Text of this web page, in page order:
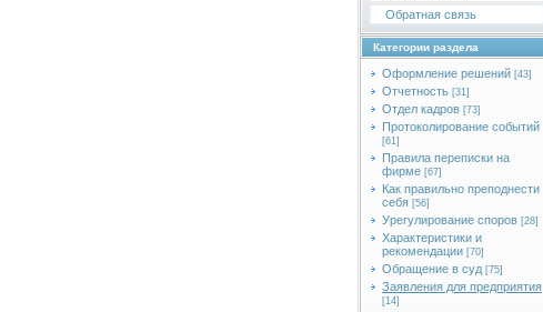
Обратная связь
Категории раздела
Оформление решений [43]
Отчетность [31]
Отдел кадров [73]
Протоколирование событий
[61]
Правила переписки на
фирме [67]
Как правильно преподнести
себя [56]
Урегулирование споров [28]
Характеристики и
рекомендации [70]
Обращение в суд [75]
Заявления для предприятия
[14]